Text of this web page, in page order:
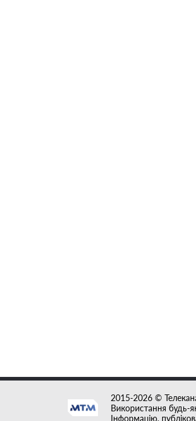
2015-2026 ©
Використання будь-
Інформацію,